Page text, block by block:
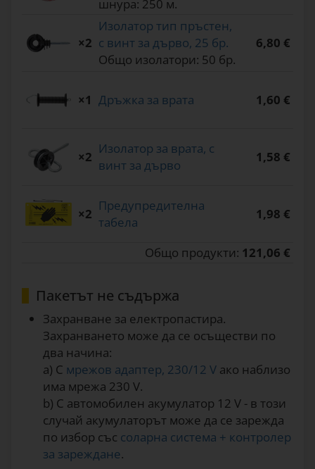
шнура: 250 м.
×2
Изолатор тип пръстен,
с винт за дърво, 25 бр.
Общо изолатори: 50 бр.
6,80 €
×1 Дръжка за врата 1,60 €
×2
Изолатор за врата, с
винт за дърво
1,58 €
×2
Предупредителна
табела
1,98 €
Общо продукти: 121,06 €
Пакетът не съдържа
Захранване за електропастира.
Захранването може да се осъществи по
два начина:
a) С мрежов адаптер, 230/12 V ако наблизо
има мрежа 230 V.
b) С автомобилен акумулатор 12 V - в този
случай акумулаторът може да се зарежда
по избор със соларна система + контролер
за зареждане.